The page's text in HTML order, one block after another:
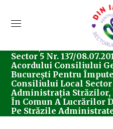
Home Consiliul Local
Hotarari De
Nr. 199/12.09.2019
Sector 5 Nr. 137/
Acordului Consiliului
București Pentru
Consiliului Local Sector
Administrația Străzilor,
În Comun A Lucrărilor
Pe Străzile